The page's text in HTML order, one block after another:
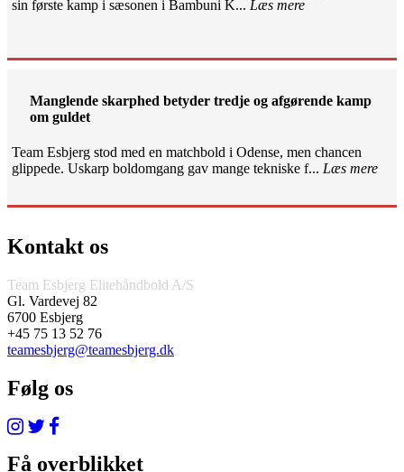
sin første kamp i sæsonen i Bambuni K... Læs mere
Manglende skarphed betyder tredje og afgørende kamp
om guldet
Team Esbjerg stod med en matchbold i Odense, men chancen
glippede. Uskarp boldomgang gav mange tekniske f... Læs mere
Kontakt os
Team Esbjerg Elitehåndbold A/S
Gl. Vardevej 82
6700 Esbjerg
+45 75 13 52 76
teamesbjerg@teamesbjerg.dk
Følg os
Få overblikket